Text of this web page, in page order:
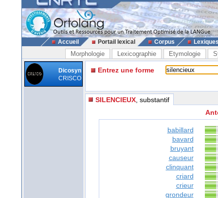
Accueil Portail lexical Corpus
Morphologie Lexicographie Etymologie
Dicosyn
CRISCO
Entrez une forme
SILENCIEUX , substantif
babillard
bavard
bruyant
causeur
clinquant
criard
crieur
grondeur